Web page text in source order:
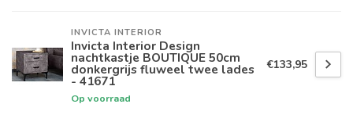
INVICTA INTERIOR
Invicta Interior Design
nachtkastje BOUTIQUE 50cm
donkergrijs fluweel twee lades
- 41671
Op voorraad
€133,95